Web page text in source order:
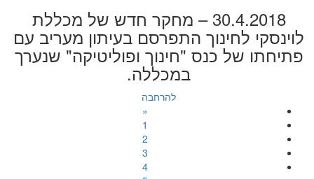
30.4.2018 – מחקר חדש של מכללת
לוינסקי לחינוך התפרסם בעיתון מעריב עם
פתיחתו של כנס "חינוך ופוליטיקה" שנערך
במכללה.
להרחבה
«
1
2
3
4